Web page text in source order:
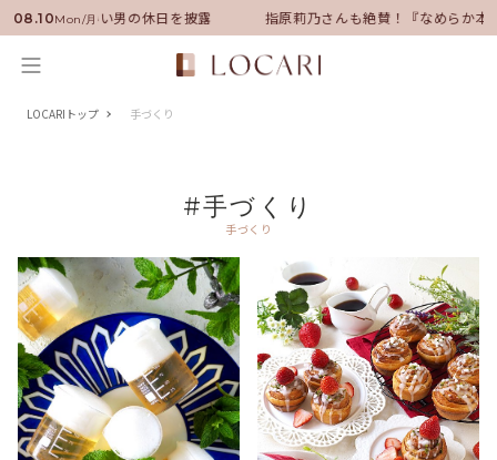
08.10Mon/月
ーに就任！いい男の休日を披露 指原莉乃さんも絶賛！『なめらか本
LOCARIトップ 手づくり
#手づくり
手づくり